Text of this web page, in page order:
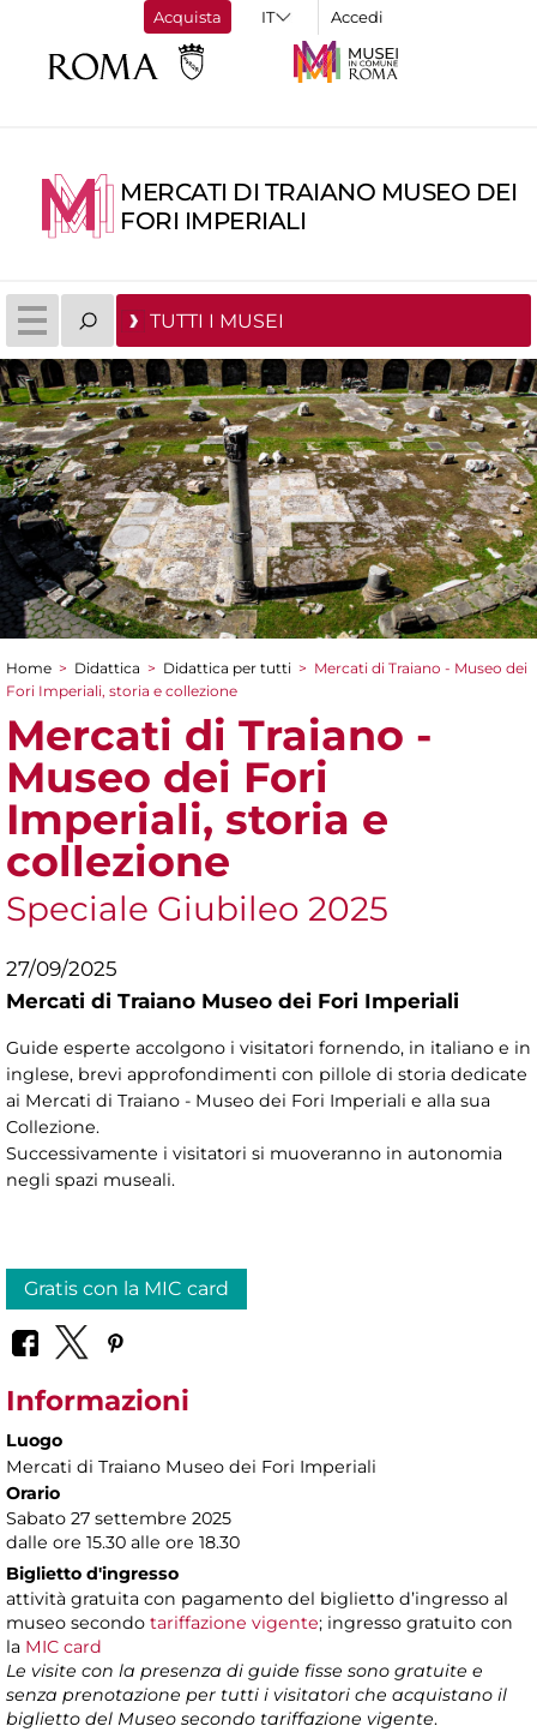
Acquista Accedi
MERCATI DI TRAIANO MUSEO DEI
FORI IMPERIALI
TUTTI I MUSEI
Tu sei qui
Home > Didattica > Didattica per tutti > Mercati di Traiano - Museo dei
Fori Imperiali, storia e collezione
Mercati di Traiano -
Museo dei Fori
Imperiali, storia e
collezione
Speciale Giubileo 2025
27/09/2025
Mercati di Traiano Museo dei Fori Imperiali
Guide esperte accolgono i visitatori fornendo, in italiano e in
inglese, brevi approfondimenti con pillole di storia dedicate
ai Mercati di Traiano - Museo dei Fori Imperiali e alla sua
Collezione.
Successivamente i visitatori si muoveranno in autonomia
negli spazi museali.
Gratis con la MIC card
Informazioni
Luogo
Mercati di Traiano Museo dei Fori Imperiali
Orario
Sabato 27 settembre 2025
dalle ore 15.30 alle ore 18.30
Biglietto d'ingresso
attività gratuita con pagamento del biglietto d’ingresso al
museo secondo tariffazione vigente; ingresso gratuito con
la MIC card
Le visite con la presenza di guide fisse sono gratuite e
senza prenotazione per tutti i visitatori che acquistano il
biglietto del Museo secondo tariffazione vigente.